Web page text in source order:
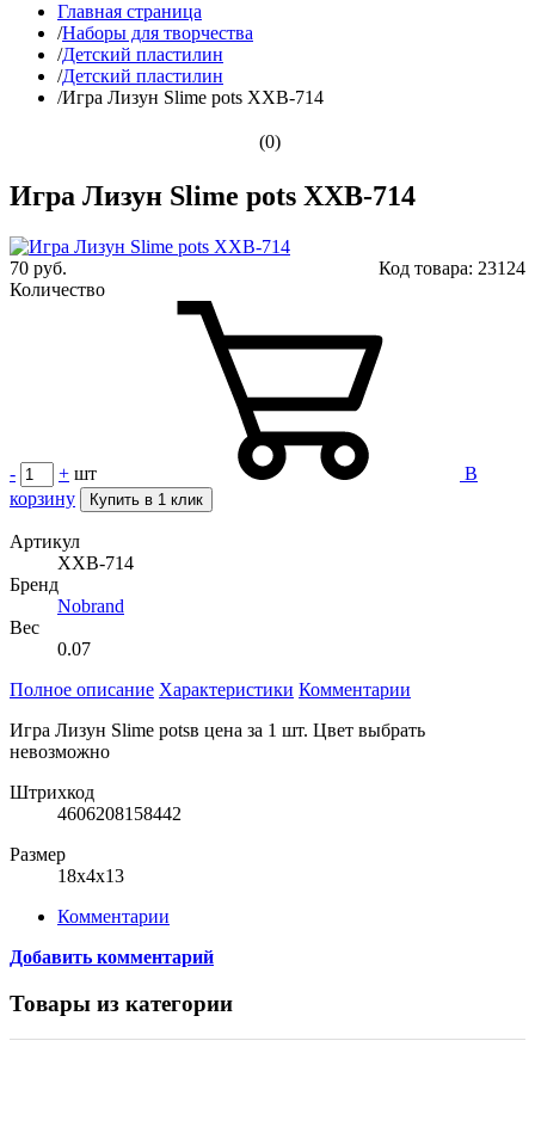
Главная страница
/Наборы для творчества
/Детский пластилин
/Детский пластилин
/Игра Лизун Slime pots XXB-714
(0)
Игра Лизун Slime pots XXB-714
70 руб. Код товара: 23124
Количество
- + шт
В
корзину
Купить в 1 клик
Артикул
XXB-714
Бренд
Nobrand
Вес
0.07
Полное описание Характеристики Комментарии
Игра Лизун Slime potsв цена за 1 шт. Цвет выбрать
невозможно
Штрихкод
4606208158442
Размер
18x4x13
Комментарии
Добавить комментарий
Товары из категории